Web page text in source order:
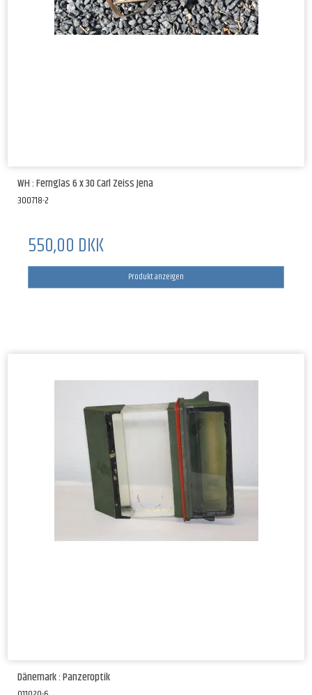
WH : Fernglas 6 x 30 Carl Zeiss Jena
300718-2
550,00 DKK
Produkt anzeigen
Dänemark : Panzeroptik